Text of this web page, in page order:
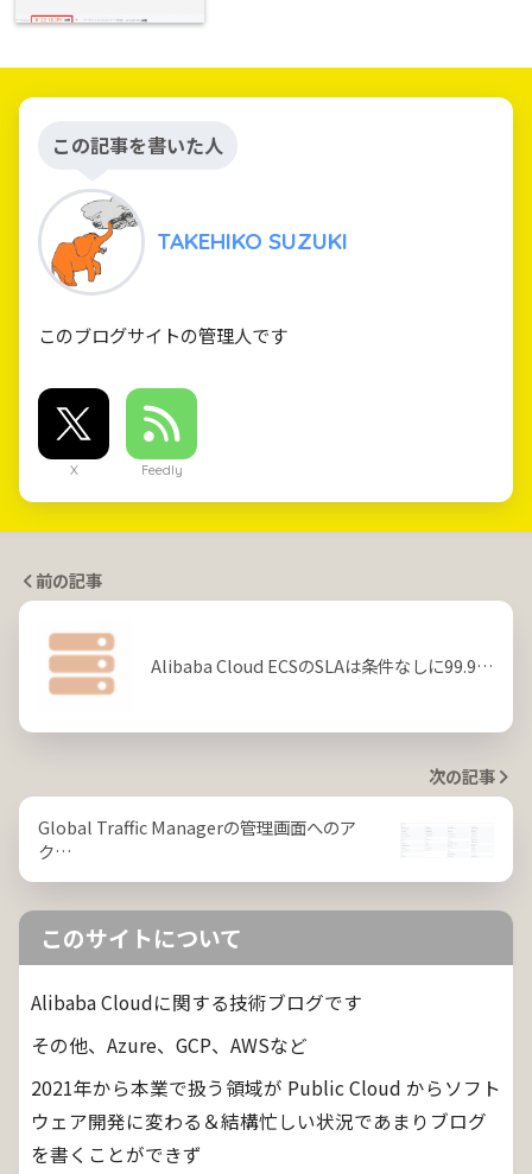
この記事を書いた人
TAKEHIKO SUZUKI
このブログサイトの管理人です
X Feedly
前の記事
Alibaba Cloud ECSのSLAは条件なしに99.9…
次の記事
Global Traffic Managerの管理画面へのア
ク…
このサイトについて
Alibaba Cloudに関する技術ブログです
その他、Azure、GCP、AWSなど
2021年から本業で扱う領域が Public Cloud からソフト
ウェア開発に変わる＆結構忙しい状況であまりブログ
を書くことができず